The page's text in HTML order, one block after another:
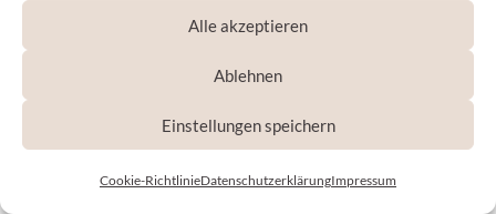
Alle akzeptieren
Ablehnen
Einstellungen speichern
Cookie-RichtlinieDatenschutz­erklärungImpressum
nicht nur mit viel Empathie und Know-How
vermitteln, sondern ich lebe diese Philosophie